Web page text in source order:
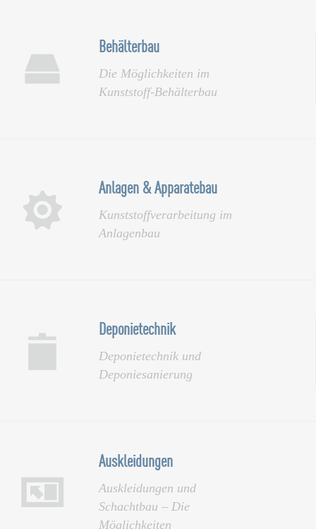
Behälterbau
Die Möglichkeiten im
Kunststoff-Behälterbau
Anlagen & Apparate­bau
Kunststoffverarbeitung im
Anlagenbau
Deponietechnik
Deponietechnik und
Deponiesanierung
Auskleidungen
Auskleidungen und
Schachtbau – Die
Möglichkeiten